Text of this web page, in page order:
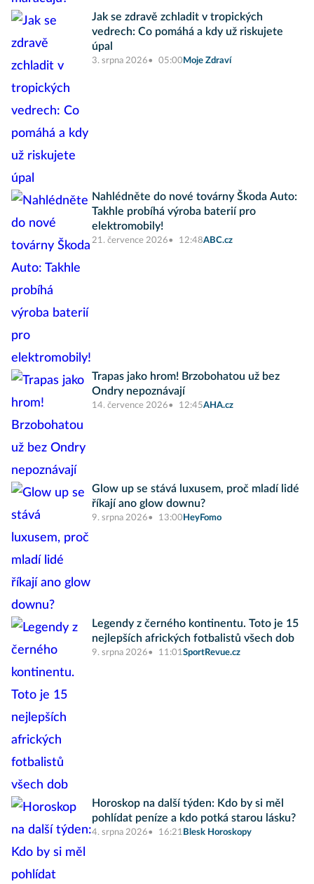
Jak se zdravě zchladit v tropických
vedrech: Co pomáhá a kdy už riskujete
úpal
3. srpna 2026 05:00 Moje Zdraví
Nahlédněte do nové továrny Škoda Auto:
Takhle probíhá výroba baterií pro
elektromobily!
21. července 2026 12:48ABC.cz
Trapas jako hrom! Brzobohatou už bez
Ondry nepoznávají
14. července 2026 12:45AHA.cz
Glow up se stává luxusem, proč mladí lidé
říkají ano glow downu?
9. srpna 2026 13:00 HeyFomo
Legendy z černého kontinentu. Toto je 15
nejlepších afrických fotbalistů všech dob
9. srpna 2026 11:01SportRevue.cz
Horoskop na další týden: Kdo by si měl
pohlídat peníze a kdo potká starou lásku?
4. srpna 2026 16:21 Blesk Horoskopy